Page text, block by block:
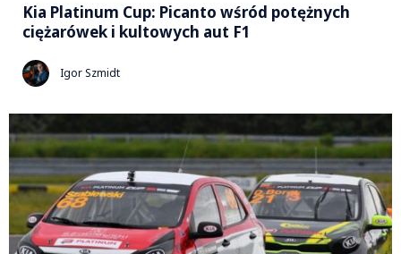
Kia Platinum Cup: Picanto wśród potężnych
ciężarówek i kultowych aut F1
Igor Szmidt